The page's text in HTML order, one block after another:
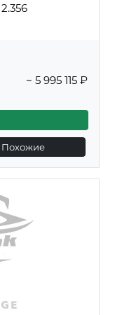
2.356
~ 5 995 115 ₽
Похожие